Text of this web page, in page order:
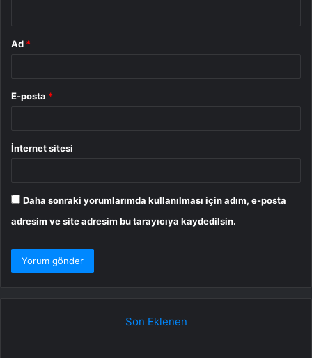
Ad *
E-posta *
İnternet sitesi
Daha sonraki yorumlarımda kullanılması için adım, e-posta
adresim ve site adresim bu tarayıcıya kaydedilsin.
Son Eklenen